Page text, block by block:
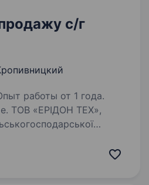
с/г
работы от 1 года.
сільськогосподарської